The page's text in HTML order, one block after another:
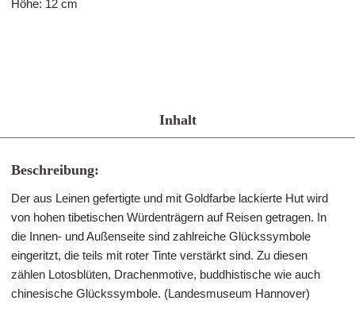
Höhe: 12 cm
Inhalt
Beschreibung:
Der aus Leinen gefertigte und mit Goldfarbe lackierte Hut wird
von hohen tibetischen Würdenträgern auf Reisen getragen. In
die Innen- und Außenseite sind zahlreiche Glückssymbole
eingeritzt, die teils mit roter Tinte verstärkt sind. Zu diesen
zählen Lotosblüten, Drachenmotive, buddhistische wie auch
chinesische Glückssymbole. (Landesmuseum Hannover)